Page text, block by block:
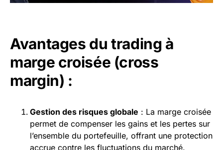
Avantages du trading à
marge croisée (cross
margin) :
Gestion des risques globale : La marge croisée
permet de compenser les gains et les pertes sur
l’ensemble du portefeuille, offrant une protection
accrue contre les fluctuations du marché.